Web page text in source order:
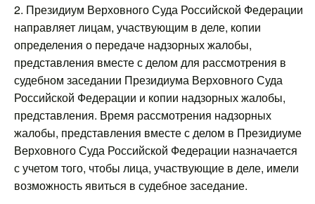
2. Президиум Верховного Суда Российской Федерации
направляет лицам, участвующим в деле, копии
определения о передаче надзорных жалобы,
представления вместе с делом для рассмотрения в
судебном заседании Президиума Верховного Суда
Российской Федерации и копии надзорных жалобы,
представления. Время рассмотрения надзорных
жалобы, представления вместе с делом в Президиуме
Верховного Суда Российской Федерации назначается
с учетом того, чтобы лица, участвующие в деле, имели
возможность явиться в судебное заседание.